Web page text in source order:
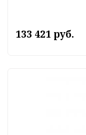
133 421 руб.